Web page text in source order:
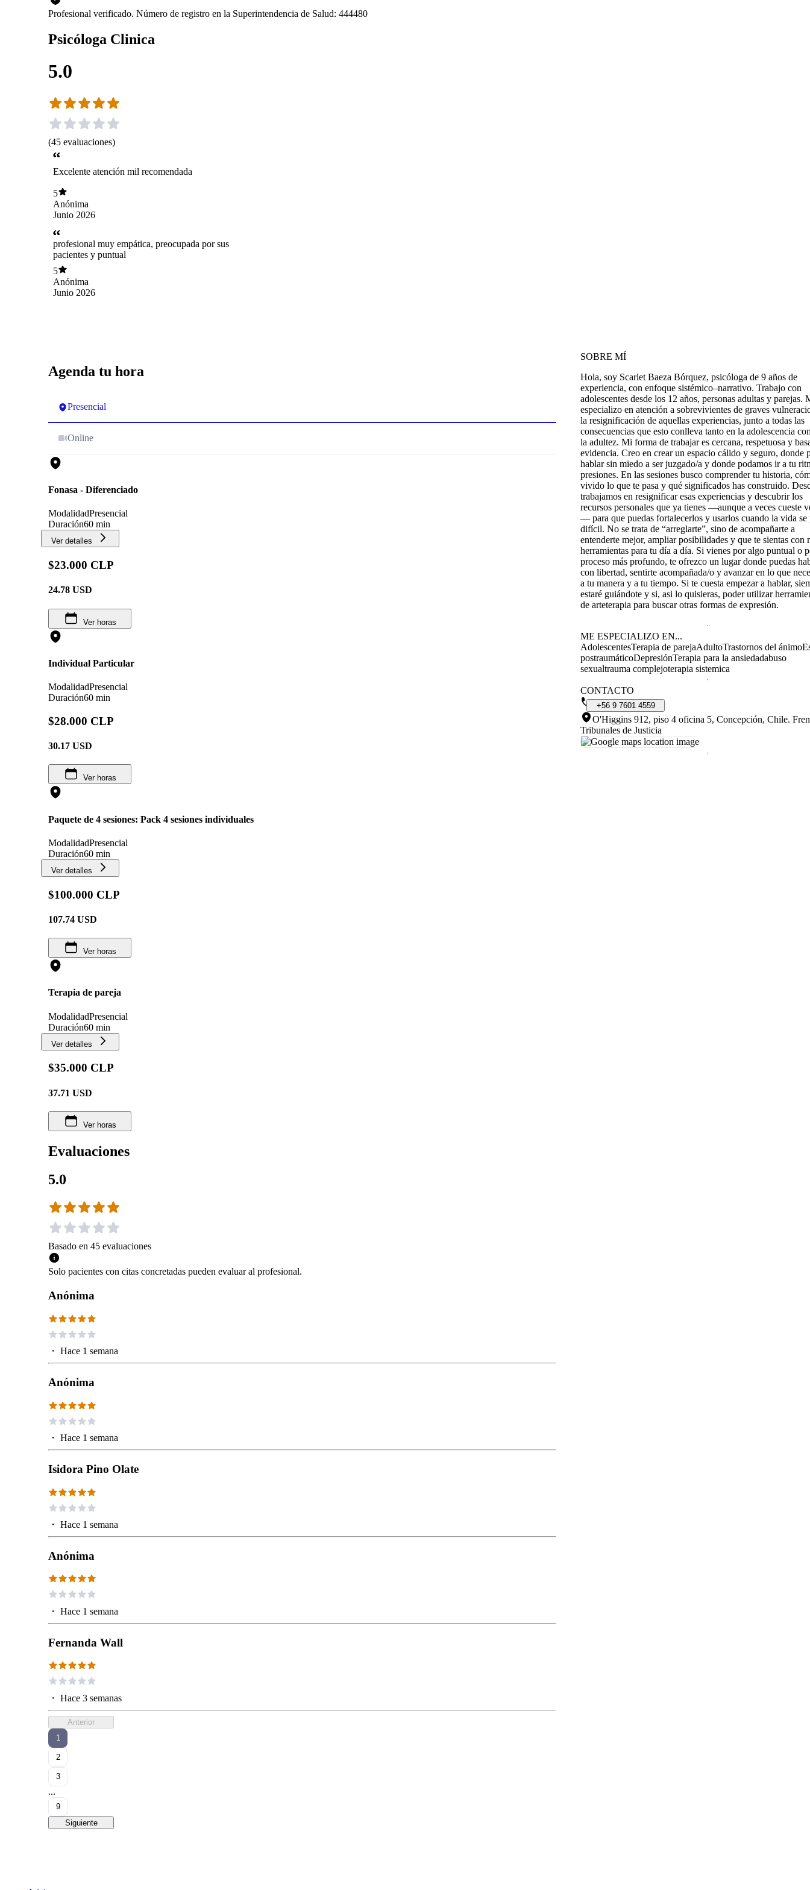
Profesional verificado. Número de registro en la Superintendencia de Salud: 444480
Psicóloga Clinica
5.0
(45 evaluaciones)
Excelente atención mil recomendada
5
Anónima
Junio 2026
profesional muy empática, preocupada por sus
pacientes y puntual
5
Anónima
Junio 2026
Agenda tu hora
Presencial
Online
Fonasa - Diferenciado
ModalidadPresencial
Duración60 min
Ver detalles
$23.000 CLP
24.78 USD
Ver horas
Individual Particular
ModalidadPresencial
Duración60 min
$28.000 CLP
30.17 USD
Ver horas
Paquete de 4 sesiones: Pack 4 sesiones individuales
ModalidadPresencial
Duración60 min
Ver detalles
$100.000 CLP
107.74 USD
Ver horas
Terapia de pareja
ModalidadPresencial
Duración60 min
Ver detalles
$35.000 CLP
37.71 USD
Ver horas
Evaluaciones
5.0
Basado en 45 evaluaciones
Solo pacientes con citas concretadas pueden evaluar al profesional.
Anónima
・ Hace 1 semana
Anónima
・ Hace 1 semana
Isidora Pino Olate
・ Hace 1 semana
Anónima
・ Hace 1 semana
Fernanda Wall
・ Hace 3 semanas
Anterior
1
2
3
...
9
Siguiente
SOBRE MÍ
Hola, soy Scarlet Baeza Bórquez, psicóloga de 9 años de
experiencia, con enfoque sistémico–narrativo. Trabajo con
adolescentes desde los 12 años, personas adultas y parejas.
especializo en atención a sobrevivientes de graves
la resignificación de aquellas experiencias, junto a todas las
consecuencias que esto conlleva tanto en la adolescencia
la adultez. Mi forma de trabajar es cercana, respetuosa y
evidencia. Creo en crear un espacio cálido y seguro, donde
hablar sin miedo a ser juzgado/a y donde podamos ir a tu
presiones. En las sesiones busco comprender tu historia,
vivido lo que te pasa y qué significados has construido.
trabajamos en resignificar esas experiencias y descubrir los
recursos personales que ya tienes —aunque a veces cueste
— para que puedas fortalecerlos y usarlos cuando la vida se
difícil. No se trata de “arreglarte”, sino de acompañarte a
entenderte mejor, ampliar posibilidades y que te sientas con
herramientas para tu día a día. Si vienes por algo puntual o
proceso más profundo, te ofrezco un lugar donde puedas
con libertad, sentirte acompañada/o y avanzar en lo que
a tu manera y a tu tiempo. Si te cuesta empezar a hablar,
estaré guiándote y si, asi lo quisieras, poder utilizar
de arteterapia para buscar otras formas de expresión.
ME ESPECIALIZO EN...
AdolescentesTerapia de parejaAdultoTrastornos del ánimo
postraumáticoDepresiónTerapia para la ansiedadabuso
sexualtrauma complejoterapia sistemica
CONTACTO
+56 9 7601 4559
O'Higgins 912, piso 4 oficina 5, Concepción, Chile.
Tribunales de Justicia